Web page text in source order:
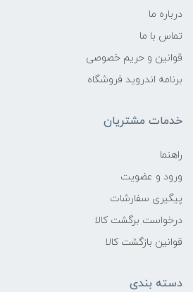
درباره ما
تماس با ما
قوانین و حریم خصوصی
برنامه اندروید فروشگاه
خدمات مشتریان
راهنما
ورود و عضویت
پیگیری سفارشات
درخواست برگشت کالا
قوانین بازگشت کالا
دسته بندی